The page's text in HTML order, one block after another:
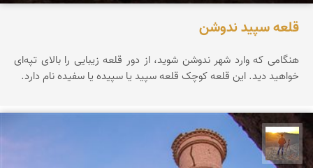
قلعه سپید ندوشن
هنگامی که وارد شهر ندوشن شوید، از دور قلعه زیبایی را بالای تپه‌ای
خواهید دید. این قلعه کوچک قلعه سپید یا سپیده یا سفیده نام دارد.
مهدی مخلصیان